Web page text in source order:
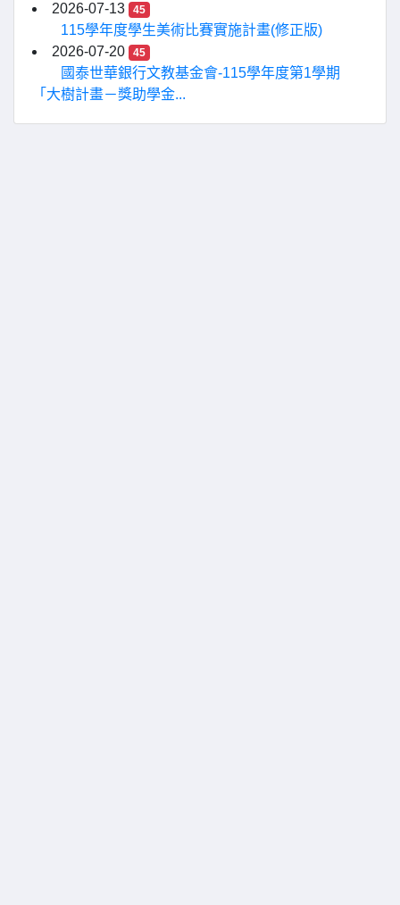
2026-07-13
45
115學年度學生美術比賽實施計畫(修正版)
2026-07-20
45
國泰世華銀行文教基金會-115學年度第1學期
「大樹計畫－獎助學金...